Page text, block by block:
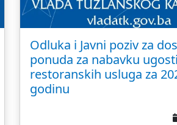
Odluka i Javni poziv za
ponuda za nabavku
restoranskih usluga za
godinu